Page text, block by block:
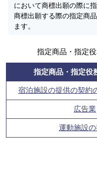
において商標出願の際に
商標出願する際の指定商
ます。
指定商品・指定
指定商品・指定役
宿泊施設の提供の契約
広告業
運動施設